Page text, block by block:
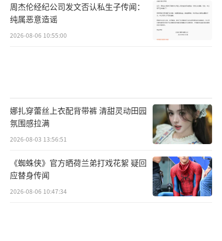
周杰伦经纪公司发文否认私生子传闻：
纯属恶意造谣
2026-08-06 10:55:00
娜扎穿蕾丝上衣配背带裤 清甜灵动田园
氛围感拉满
2026-08-03 13:56:51
《蜘蛛侠》官方晒荷兰弟打戏花絮 疑回
应替身传闻
2026-08-06 10:47:34